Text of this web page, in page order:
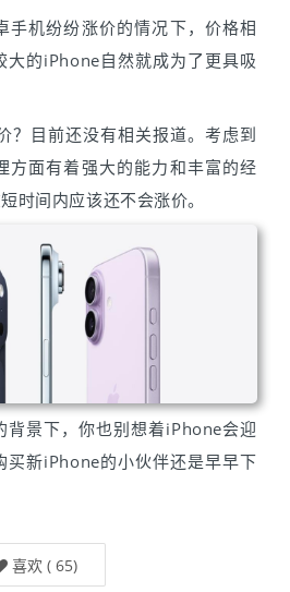
手机纷纷涨价的情况下，价格相
大的iPhone自然就成为了更具吸
？目前还没有相关报道。考虑到
方面有着强大的能力和丰富的经
时间内应该还不会涨价。
背景下，你也别想着iPhone会迎
买新iPhone的小伙伴还是早早下
喜欢 ( 65)